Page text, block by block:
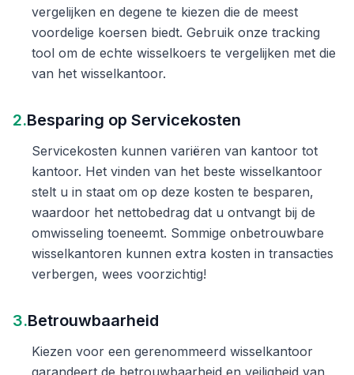
vergelijken en degene te kiezen die de meest
voordelige koersen biedt. Gebruik onze tracking
tool om de echte wisselkoers te vergelijken met die
van het wisselkantoor.
2.Besparing op Servicekosten
Servicekosten kunnen variëren van kantoor tot
kantoor. Het vinden van het beste wisselkantoor
stelt u in staat om op deze kosten te besparen,
waardoor het nettobedrag dat u ontvangt bij de
omwisseling toeneemt. Sommige onbetrouwbare
wisselkantoren kunnen extra kosten in transacties
verbergen, wees voorzichtig!
3.Betrouwbaarheid
Kiezen voor een gerenommeerd wisselkantoor
garandeert de betrouwbaarheid en veiligheid van